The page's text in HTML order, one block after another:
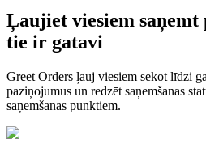
Ļaujiet viesiem saņemt
tie ir gatavi
Greet Orders ļauj viesiem sekot līdzi
paziņojumus un redzēt saņemšanas
saņemšanas punktiem.